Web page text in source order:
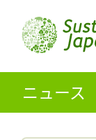
ニュース